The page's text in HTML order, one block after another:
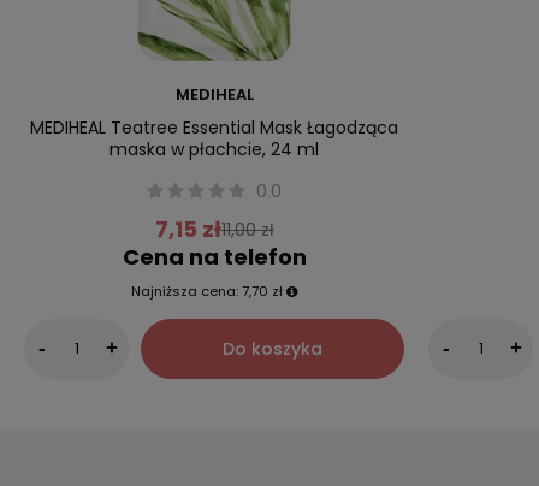
MEDIHEAL
MEDIHEAL Teatree Essential Mask Łagodząca
maska w płachcie, 24 ml
0.0
7,15 zł11,00 zł
Cena na telefon
Najniższa cena: 7,70 zł
- + Do koszyka - +